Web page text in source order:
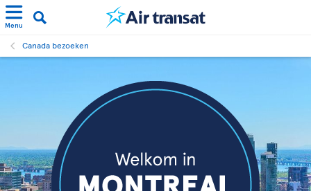
Menu
Canada bezoeken